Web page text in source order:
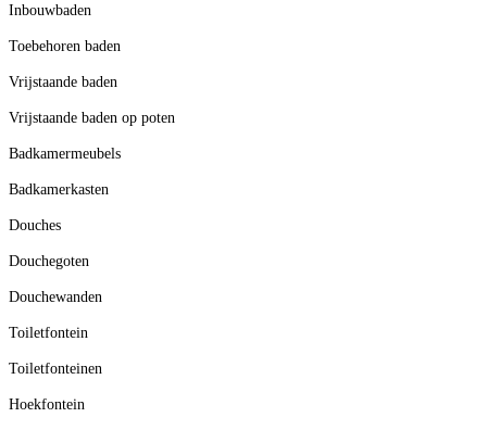
Inbouwbaden
Toebehoren baden
Vrijstaande baden
Vrijstaande baden op poten
Badkamermeubels
Badkamerkasten
Douches
Douchegoten
Douchewanden
Toiletfontein
Toiletfonteinen
Hoekfontein